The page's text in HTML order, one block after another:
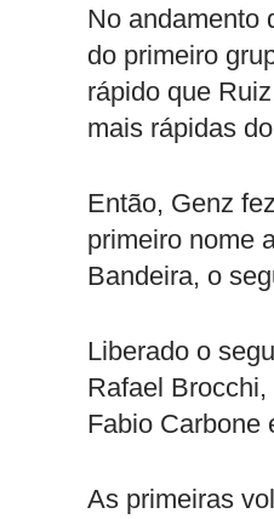
No andamento
do primeiro
rápido que
mais rápidas
Então, Genz
primeiro nome
Bandeira, o
Liberado o
Rafael
Fabio Carbone
As primeiras